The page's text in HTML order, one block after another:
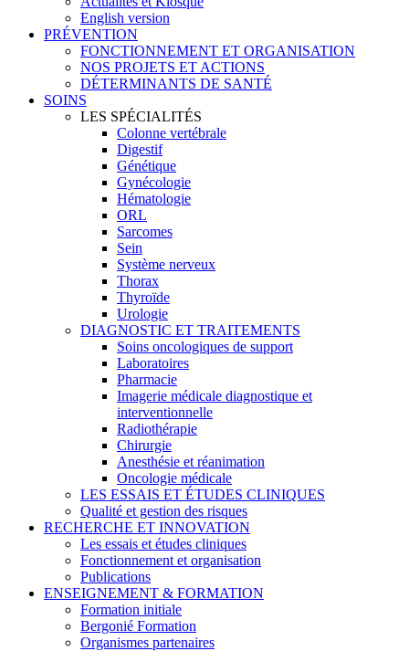
English version
PRÉVENTION
FONCTIONNEMENT ET ORGANISATION
NOS PROJETS ET ACTIONS
DÉTERMINANTS DE SANTÉ
SOINS
LES SPÉCIALITÉS
Colonne vertébrale
Digestif
Génétique
Gynécologie
Hématologie
ORL
Sarcomes
Sein
Système nerveux
Thorax
Thyroïde
Urologie
DIAGNOSTIC ET TRAITEMENTS
Soins oncologiques de support
Laboratoires
Pharmacie
Imagerie médicale diagnostique et
interventionnelle
Radiothérapie
Chirurgie
Anesthésie et réanimation
Oncologie médicale
LES ESSAIS ET ÉTUDES CLINIQUES
Qualité et gestion des risques
RECHERCHE ET INNOVATION
Les essais et études cliniques
Fonctionnement et organisation
Publications
ENSEIGNEMENT & FORMATION
Formation initiale
Bergonié Formation
Organismes partenaires